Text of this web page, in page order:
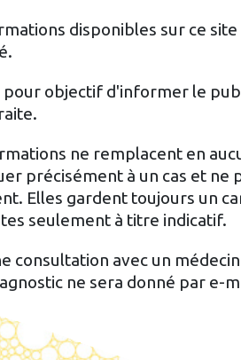
Thermes & Vous, le magazine
La médecine thermale
disponibles sur ce
pour objectif d'informer le
ne remplacent en
précisément à un cas et
Elles gardent toujours un
seulement à titre indicatif.
consultation avec un
ne sera donné par e-